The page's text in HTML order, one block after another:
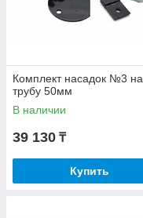
Комплект насадок №3 на
трубу 50мм
В наличии
39 130 ₸
Купить